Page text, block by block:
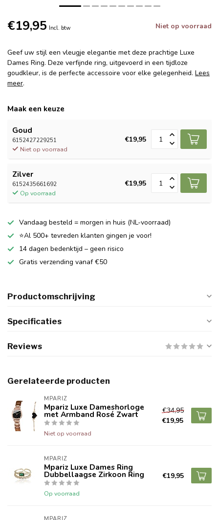
€19,95 Incl. btw Niet op voorraad
Geef uw stijl een vleugje elegantie met deze prachtige Luxe
Dames Ring. Deze verfijnde ring, uitgevoerd in een tijdloze
goudkleur, is de perfecte accessoire voor elke gelegenheid. Lees
meer.
Maak een keuze
Goud
6152427229251
Niet op voorraad
€19,95
Zilver
6152435661692
Op voorraad
€19,95
Vandaag besteld = morgen in huis (NL-voorraad)
⭐Al 500+ tevreden klanten gingen je voor!
14 dagen bedenktijd – geen risico
Gratis verzending vanaf €50
Productomschrijving
Specificaties
Reviews
Gerelateerde producten
MPARIZ
Mpariz Luxe Dameshorloge
met Armband Rosé Zwart
Niet op voorraad
€34,95
€19,95
MPARIZ
Mpariz Luxe Dames Ring
Dubbellaagse Zirkoon Ring
Op voorraad
€19,95